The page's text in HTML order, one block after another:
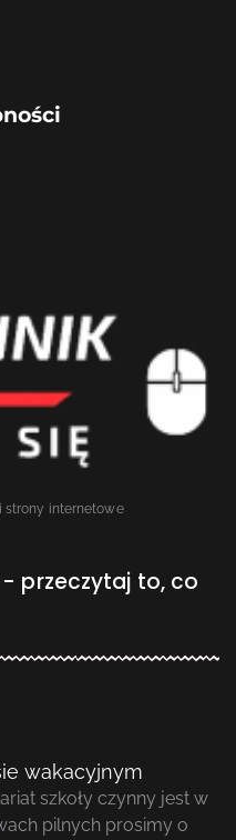
strony internetowe
przeczytaj to, co
wakacyjnym
szkoły czynny jest w
pilnych prosimy o